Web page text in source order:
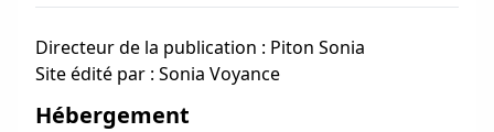
Directeur de la publication : Piton Sonia
Site édité par : Sonia Voyance
Hébergement